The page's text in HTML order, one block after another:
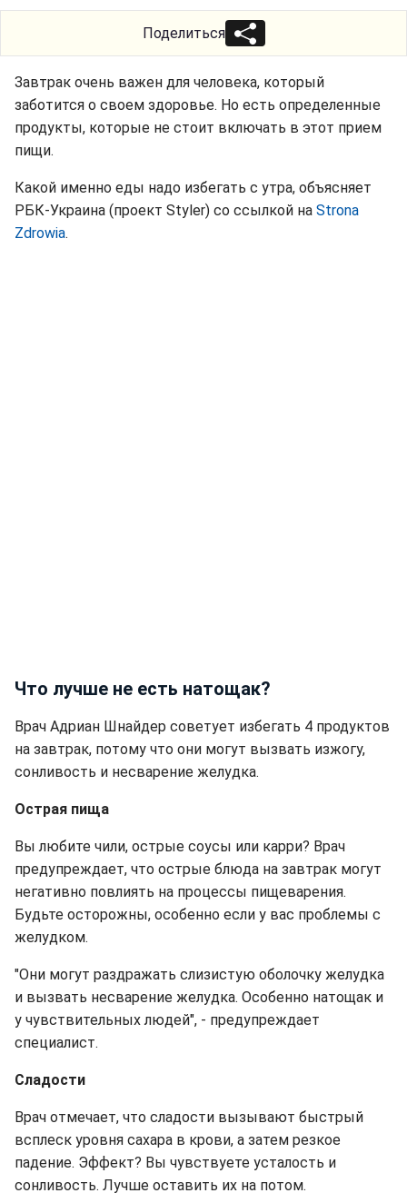
Поделиться
Завтрак очень важен для человека, который
заботится о своем здоровье. Но есть определенные
продукты, которые не стоит включать в этот прием
пищи.
Какой именно еды надо избегать с утра, объясняет
РБК-Украина (проект Styler) со ссылкой на Strona
Zdrowia.
Что лучше не есть натощак?
Врач Адриан Шнайдер советует избегать 4 продуктов
на завтрак, потому что они могут вызвать изжогу,
сонливость и несварение желудка.
Острая пища
Вы любите чили, острые соусы или карри? Врач
предупреждает, что острые блюда на завтрак могут
негативно повлиять на процессы пищеварения.
Будьте осторожны, особенно если у вас проблемы с
желудком.
"Они могут раздражать слизистую оболочку желудка
и вызвать несварение желудка. Особенно натощак и
у чувствительных людей", - предупреждает
специалист.
Сладости
Врач отмечает, что сладости вызывают быстрый
всплеск уровня сахара в крови, а затем резкое
падение. Эффект? Вы чувствуете усталость и
сонливость. Лучше оставить их на потом.